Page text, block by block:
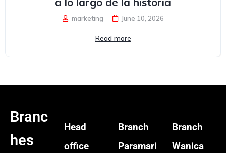
marketing June 10, 2026
Read more
Branc
hes
Head
office
Branch
Paramari
Branch
Wanica